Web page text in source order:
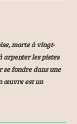
morte à vingt-
arpenter les pistes
se fondre dans une
œuvre est un